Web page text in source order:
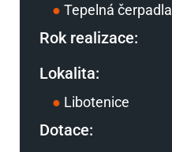
● Tepelná čerpadla
Rok realizace:
Lokalita:
● Libotenice
Dotace: